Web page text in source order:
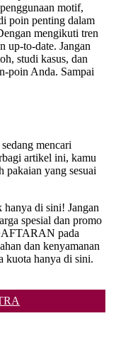
motif,
poin penting dalam
mengikuti tren
up-to-date. Jangan
studi kasus, dan
poin Anda. Sampai
mencari
artikel ini, kamu
pakaian yang sesuai
hanya di sini! Jangan
spesial dan promo
pada
dan kenyamanan
kuota hanya di sini.